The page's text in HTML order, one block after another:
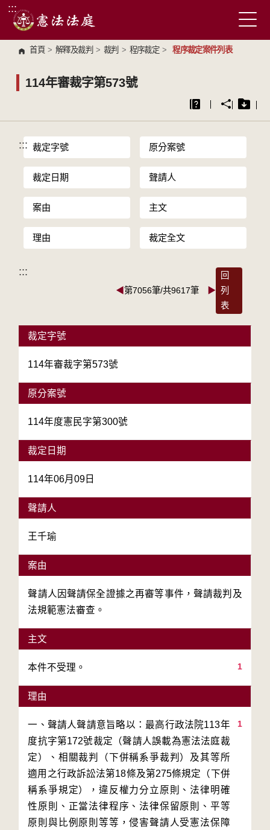
跳到主要內容區塊
:::
首頁 > 解釋及裁判 > 裁判 > 程序裁定 > 程序裁定案件列表
114年審裁字第573號
::: 裁定字號 原分案號
裁定日期 聲請人
案由 主文
理由 裁定全文
:::
◀第7056筆/共9617筆 ▶
回
列
表
裁定字號
114年審裁字第573號
原分案號
114年度憲民字第300號
裁定日期
114年06月09日
聲請人
王千瑜
案由
聲請人因聲請保全證據之再審等事件，聲請裁判及
法規範憲法審查。
主文
1
本件不受理。
理由
1
一、聲請人聲請意旨略以：最高行政法院113年
度抗字第172號裁定（聲請人誤載為憲法法庭裁
定）、相關裁判（下併稱系爭裁判）及其等所
適用之行政訴訟法第18條及第275條規定（下併
稱系爭規定），違反權力分立原則、法律明確
性原則、正當法律程序、法律保留原則、平等
原則與比例原則等等，侵害聲請人受憲法保障